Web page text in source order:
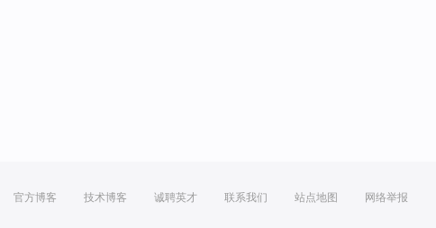
官方博客 技术博客 诚聘英才 联系我们 站点地图 网络举报